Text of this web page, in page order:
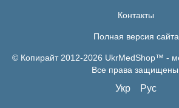
Контакты
Полная версия сайта
© Копирайт 2012-2026 UkrMedShop™ -
Все права защищены.
Укр Рус